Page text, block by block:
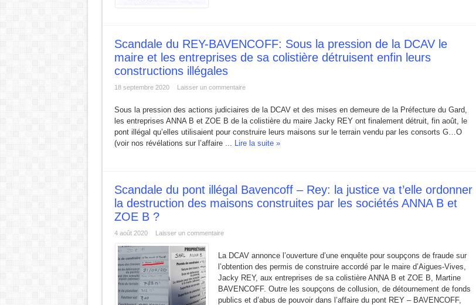
Scandale du REY-BAVENCOFF: Sous la pression de la DCAV le
maire et les entreprises de sa colistière détruisent enfin leurs
constructions illégales
18 septembre 2020 Laisser un commentaire
Sous la pression des actions judiciaires de la DCAV et des mises en demeure de la Préfecture du Gard,
les entreprises ANNA B et ZOE B de la colistière du maire Jacky REY ont finalement détruit, fin août, le
pont illégal qu’elles utilisaient pour construire leurs maisons sur le terrain vendu par les consorts G…O
(voir nos révélations sur l’affaire ... Lire la suite »
Scandale du pont illégal Bavencoff – Rey: la justice va t’elle ordonner
la destruction des maisons construites par les sociétés ANNA B et
ZOE B ?
4 août 2020 Laisser un commentaire
La DCAV annonce l’ouverture d’une enquête pour soupçons de fraude sur
l’obtention des permis de construire accordé par le maire d’Aigues-Vives,
Jacky REY, aux entreprises de sa colistière ANNA B et ZOE B, Martine
BAVENCOFF. Outre les soupçons de collusion, de détournement de fonds
publics et d’abus de pouvoir dans l’affaire du pont REY – BAVENCOFF,